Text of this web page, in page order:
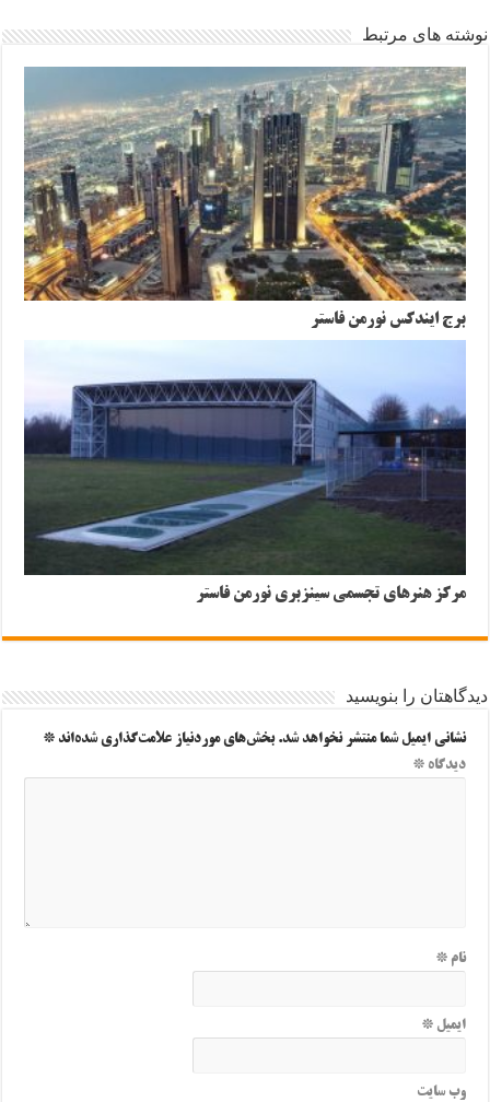
نوشته های مرتبط
برج ایندکس نورمن فاستر
مرکز هنرهای تجسمی سینزبری نورمن فاستر
دیدگاهتان را بنویسید
نشانی ایمیل شما منتشر نخواهد شد. بخش‌های موردنیاز علامت‌گذاری شده‌اند*
دیدگاه*
نام*
ایمیل*
وب‌ سایت